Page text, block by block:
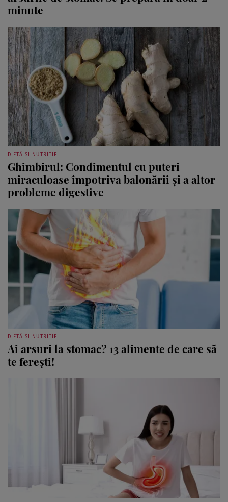
minute
DIETĂ ȘI NUTRIȚIE
Ghimbirul: Condimentul cu puteri
miraculoase împotriva balonării și a altor
probleme digestive
DIETĂ ȘI NUTRIȚIE
Ai arsuri la stomac? 13 alimente de care să
te ferești!